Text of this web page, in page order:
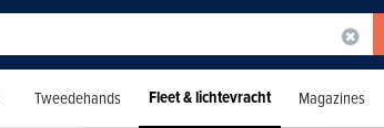
Tweedehands Fleet & lichtevracht Magazines